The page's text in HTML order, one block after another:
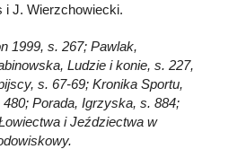
J. Wierzchowiecki.
1999, s. 267; Pawlak,
Ludzie i konie, s. 227,
s. 67-69; Kronika Sportu,
Porada, Igrzyska, s. 884;
i Jeździectwa w